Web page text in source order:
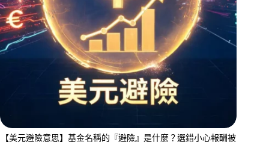
【美元避險意思】基金名稱的『避險』是什麼？選錯小心報酬被